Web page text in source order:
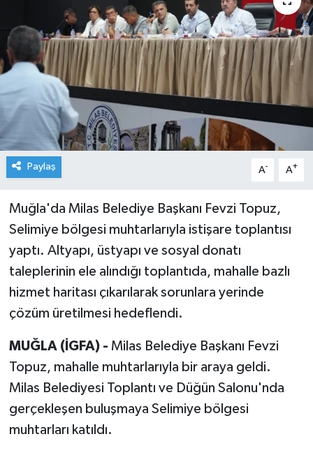
Paylaş A- A+
Muğla'da Milas Belediye Başkanı Fevzi Topuz,
Selimiye bölgesi muhtarlarıyla istişare toplantısı
yaptı. Altyapı, üstyapı ve sosyal donatı
taleplerinin ele alındığı toplantıda, mahalle bazlı
hizmet haritası çıkarılarak sorunlara yerinde
çözüm üretilmesi hedeflendi.
MUĞLA (İGFA) - Milas Belediye Başkanı Fevzi
Topuz, mahalle muhtarlarıyla bir araya geldi.
Milas Belediyesi Toplantı ve Düğün Salonu'nda
gerçekleşen buluşmaya Selimiye bölgesi
muhtarları katıldı.